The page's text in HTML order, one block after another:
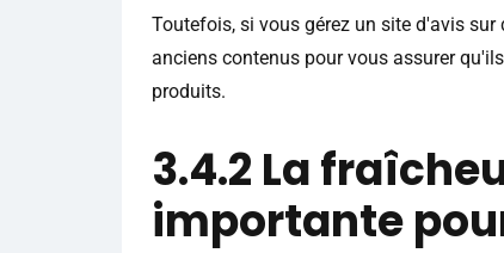
Toutefois, si vous gérez un site d'avis
anciens contenus pour vous assurer
produits.
3.4.2 La
importante